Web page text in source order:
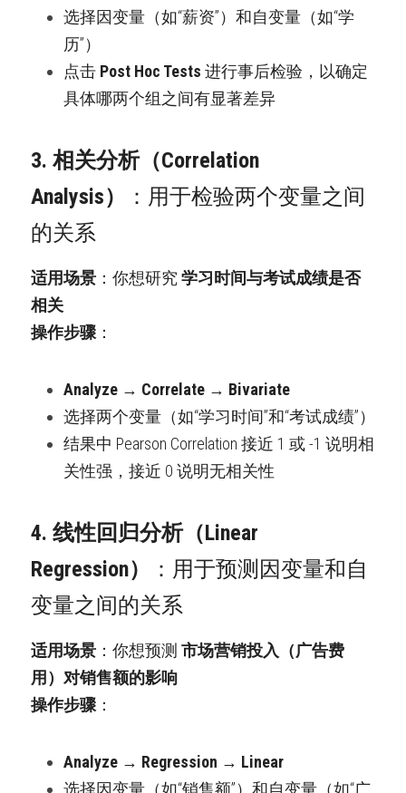
选择因变量（如“薪资”）和自变量（如“学
历”）
点击 Post Hoc Tests 进行事后检验，以确定
具体哪两个组之间有显著差异
3. 相关分析（Correlation
Analysis）
：用于检验两个变量之间
的关系
适用场景 ：你想研究 学习时间与考试成绩是否
相关
操作步骤 ：
Analyze → Correlate → Bivariate
选择两个变量（如“学习时间”和“考试成绩”）
结果中 Pearson Correlation 接近 1 或 -1 说明相
关性强，接近 0 说明无相关性
4. 线性回归分析（Linear
Regression）
：用于预测因变量和自
变量之间的关系
适用场景 ：你想预测 市场营销投入（广告费
用）对销售额的影响
操作步骤 ：
Analyze → Regression → Linear
选择因变量（如“销售额”）和自变量（如“广